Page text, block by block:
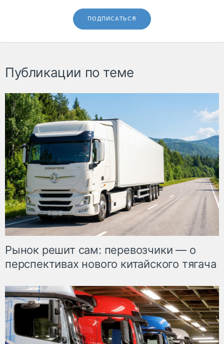
ПОДПИСАТЬСЯ
Публикации по теме
Рынок решит сам: перевозчики — о
перспективах нового китайского тягача